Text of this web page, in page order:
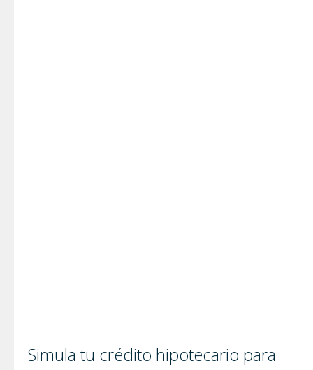
Simula tu crédito hipotecario para